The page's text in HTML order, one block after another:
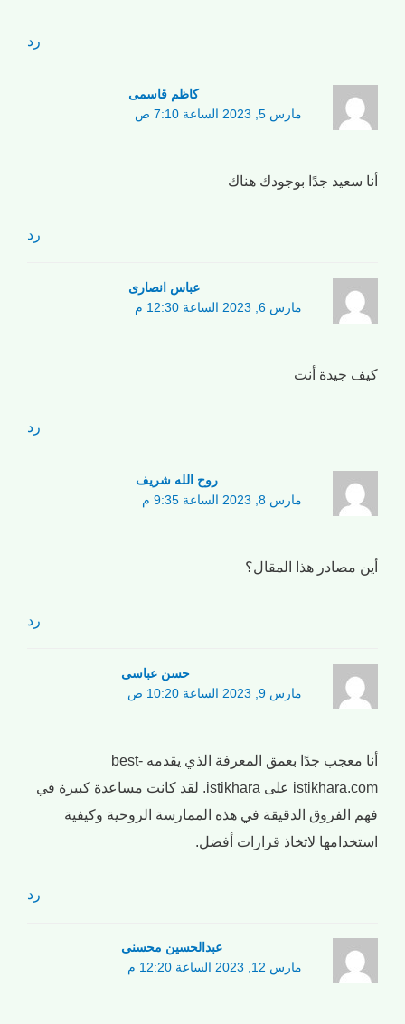
رد
کاظم قاسمی
مارس 5, 2023 الساعة 7:10 ص
أنا سعيد جدًا بوجودك هناك
رد
عباس انصاری
مارس 6, 2023 الساعة 12:30 م
كيف جيدة أنت
رد
روح الله شریف
مارس 8, 2023 الساعة 9:35 م
أين مصادر هذا المقال؟
رد
حسن عباسی
مارس 9, 2023 الساعة 10:20 ص
أنا معجب جدًا بعمق المعرفة الذي يقدمه best-
istikhara.com على istikhara. لقد كانت مساعدة كبيرة في
فهم الفروق الدقيقة في هذه الممارسة الروحية وكيفية
استخدامها لاتخاذ قرارات أفضل.
رد
عبدالحسین محسنی
مارس 12, 2023 الساعة 12:20 م